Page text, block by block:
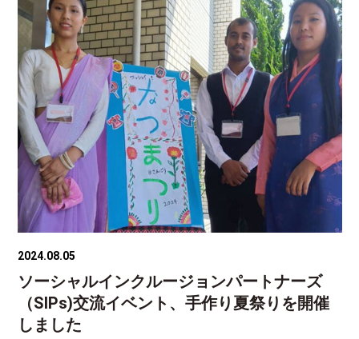
2024.08.05
ソーシャルインクルージョンパートナーズ
（SIPs)交流イベント、手作り夏祭りを開催
しました